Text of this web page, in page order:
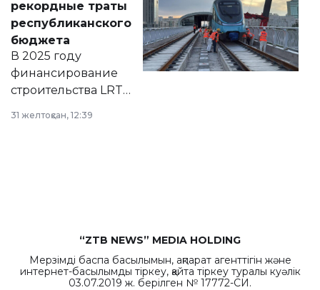
нормативных
правовых актов и
на сайте маслихат
города.
рекордные траты
республиканского
бюджета
В 2025 году
финансирование
строительства LRT
республиканского
31 желтоқсан, 12:39
“ZTB NEWS” MEDIA HOLDING
Мерзімді баспа басылымын, ақпарат агенттігін және
интернет-басылымды тіркеу, қайта тіркеу туралы куәлік
03.07.2019 ж. берілген № 17772-СИ.